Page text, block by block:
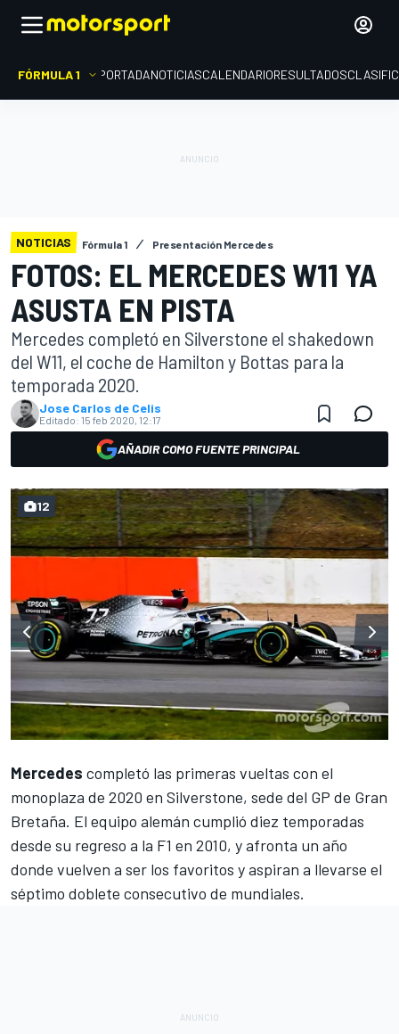
FÓRMULA 1 PORTADANOTICIASCALENDARIORESULTADOS
NOTICIAS Fórmula 1 Presentación Mercedes
FOTOS: EL MERCEDES W11 YA
ASUSTA EN PISTA
Mercedes completó en Silverstone el shakedown
del W11, el coche de Hamilton y Bottas para la
temporada 2020.
Jose Carlos de Celis
Editado: 15 feb 2020, 12:17
AÑADIR COMO FUENTE PRINCIPAL
12
Mercedes completó las primeras vueltas con el
monoplaza de 2020 en Silverstone, sede del GP de Gran
Bretaña. El equipo alemán cumplió diez temporadas
desde su regreso a la F1 en 2010, y afronta un año
donde vuelven a ser los favoritos y aspiran a llevarse el
séptimo doblete consecutivo de mundiales.